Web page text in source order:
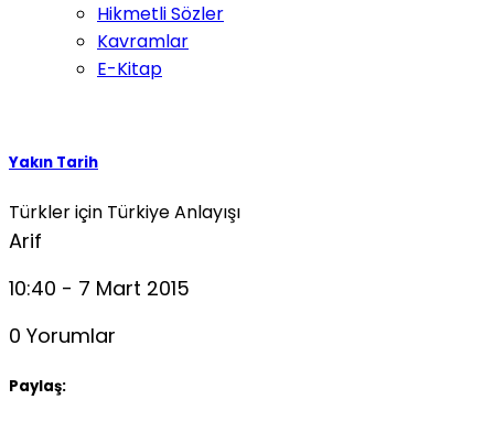
Hikmetli Sözler
Kavramlar
E-Kitap
Yakın Tarih
Türkler için Türkiye Anlayışı
Arif
10:40 - 7 Mart 2015
0 Yorumlar
Paylaş: